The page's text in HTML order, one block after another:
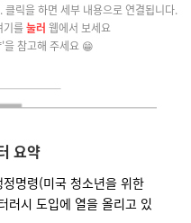
릭을 하면 세부 내용으로 연결됩니다.
기를 눌러 웹에서 보세요
을 참고해 주세요 😁
요약
명령(미국 청소년을 위한
러시 도입에 열을 올리고 있